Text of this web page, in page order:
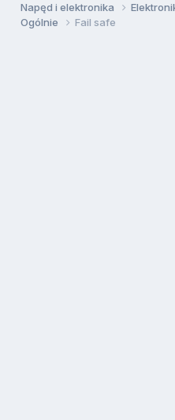
Napęd i elektronika
Ogólnie
Fail safe